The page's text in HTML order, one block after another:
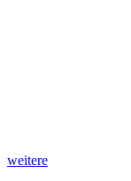
weitere